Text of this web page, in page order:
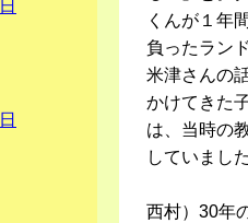
くんが１年
負ったラン
米津さんの
かけてきた
は、当時の
していまし
西村）30年
日
日